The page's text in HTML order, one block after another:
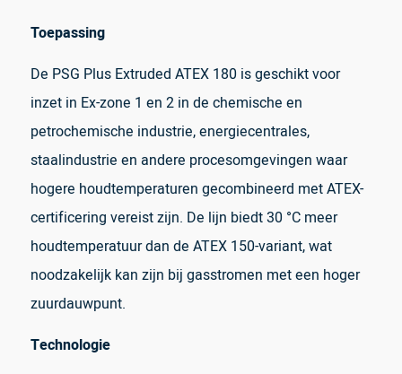
Toepassing
De PSG Plus Extruded ATEX 180 is geschikt voor
inzet in Ex-zone 1 en 2 in de chemische en
petrochemische industrie, energiecentrales,
staalindustrie en andere procesomgevingen waar
hogere houdtemperaturen gecombineerd met ATEX-
certificering vereist zijn. De lijn biedt 30 °C meer
houdtemperatuur dan de ATEX 150-variant, wat
noodzakelijk kan zijn bij gasstromen met een hoger
zuurdauwpunt.
Technologie